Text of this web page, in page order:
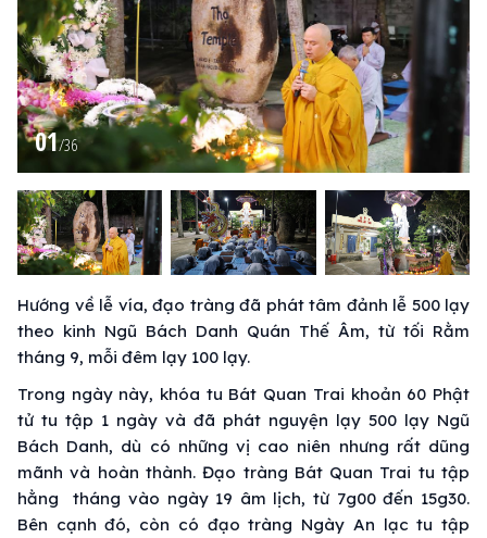
01/36
Hướng về lễ vía, đạo tràng đã phát tâm đảnh lễ 500 lạy
theo kinh Ngũ Bách Danh Quán Thế Âm, từ tối Rằm
tháng 9, mỗi đêm lạy 100 lạy.
Trong ngày này, khóa tu Bát Quan Trai khoản 60 Phật
tử tu tập 1 ngày và đã phát nguyện lạy 500 lạy Ngũ
Bách Danh, dù có những vị cao niên nhưng rất dũng
mãnh và hoàn thành. Đạo tràng Bát Quan Trai tu tập
hằng tháng vào ngày 19 âm lịch, từ 7g00 đến 15g30.
Bên cạnh đó, còn có đạo tràng Ngày An lạc tu tập